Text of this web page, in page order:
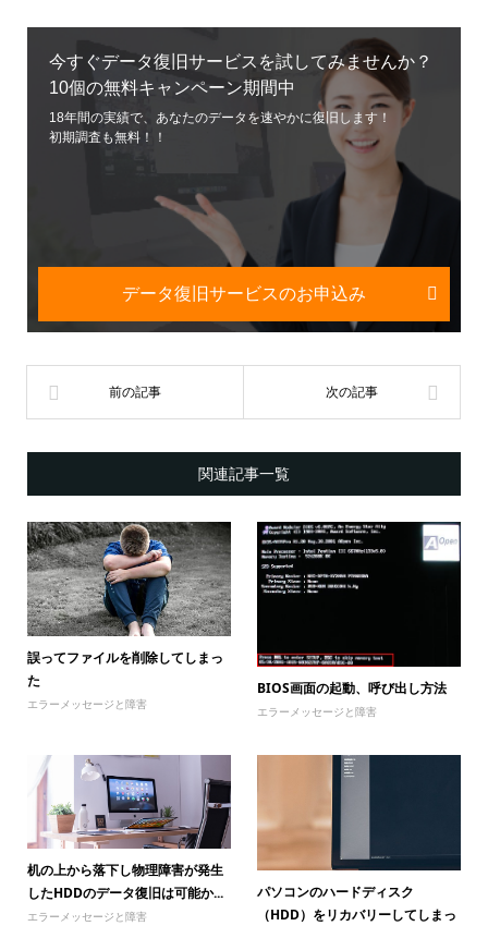
今すぐデータ復旧サービスを試してみませんか？
10個の無料キャンペーン期間中
18年間の実績で、あなたのデータを速やかに復旧します！
初期調査も無料！！
データ復旧サービスのお申込み
関連記事一覧
誤ってファイルを削除してしまっ
た
エラーメッセージと障害
BIOS画面の起動、呼び出し方法
エラーメッセージと障害
机の上から落下し物理障害が発生
したHDDのデータ復旧は可能か...
エラーメッセージと障害
パソコンのハードディスク
（HDD）をリカバリーしてしまっ